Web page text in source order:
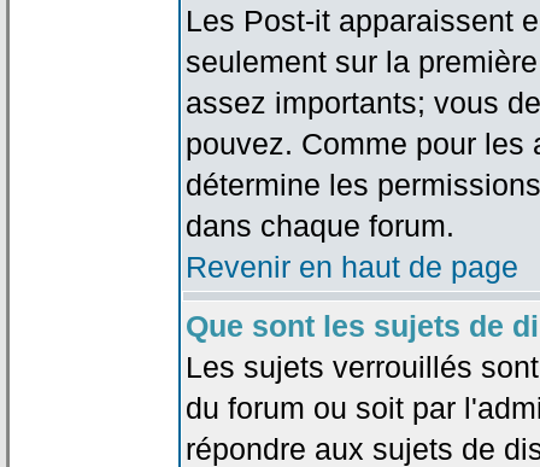
Les Post-it apparaissent
seulement sur la
assez importants; vous
pouvez. Comme pour les
détermine les
dans chaque forum.
Revenir en haut de page
Que sont les sujets de
Les sujets verrouillés
du forum ou soit par
répondre aux sujets de